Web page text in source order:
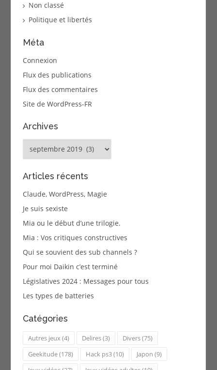
Non classé
Politique et libertés
Méta
Connexion
Flux des publications
Flux des commentaires
Site de WordPress-FR
Archives
Articles récents
Claude, WordPress, Magie
Je suis sexiste
Mia ou le début d’une trilogie.
Mia : Vos critiques constructives
Qui se souvient des sub channels ?
Pour moi Daikin c’est terminé
Législatives 2024 : Messages pour tous
Les types de batteries
Catégories
Autres jeux(4) Delires(3) Divers(75)
Geekitude(178) Hack ps3(10) Japon (9)